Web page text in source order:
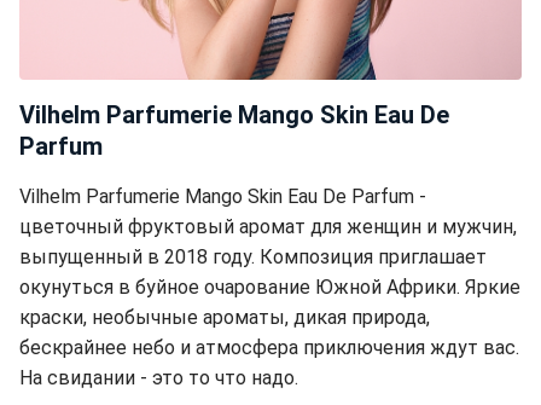
Vilhelm Parfumerie Mango Skin Eau De
Parfum
Vilhelm Parfumerie Mango Skin Eau De Parfum -
цветочный фруктовый аромат для женщин и мужчин,
выпущенный в 2018 году. Композиция приглашает
окунуться в буйное очарование Южной Африки. Яркие
краски, необычные ароматы, дикая природа,
бескрайнее небо и атмосфера приключения ждут вас.
На свидании - это то что надо.